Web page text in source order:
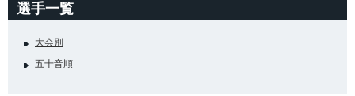
選手一覧
大会別
五十音順